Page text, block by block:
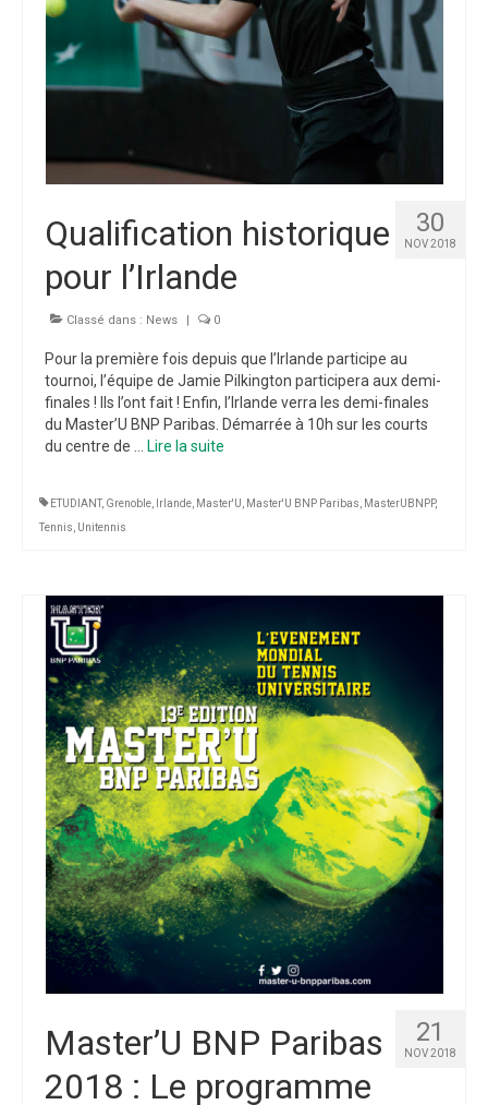
30
NOV 2018
Qualification historique
pour l’Irlande
Classé dans : News | 0
Pour la première fois depuis que l’Irlande participe au
tournoi, l’équipe de Jamie Pilkington participera aux demi-
finales ! Ils l’ont fait ! Enfin, l’Irlande verra les demi-finales
du Master’U BNP Paribas. Démarrée à 10h sur les courts
du centre de …
Lire la suite­­
ETUDIANT, Grenoble Irlande Master'U Master'U BNP Paribas MasterUBNPP,
Tennis
Unitennis
21
NOV 2018
Master’U BNP Paribas
2018 : Le programme